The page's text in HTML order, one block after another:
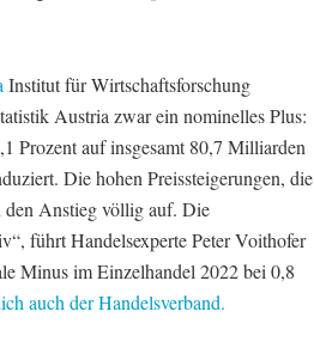
Institut für Wirtschaftsforschung
Austria zwar ein nominelles Plus:
Prozent auf insgesamt 80,7 Milliarden
Die hohen Preissteigerungen, die
den Anstieg völlig auf. Die
führt Handelsexperte Peter Voithofer
Minus im Einzelhandel 2022 bei 0,8
auch der Handelsverband.